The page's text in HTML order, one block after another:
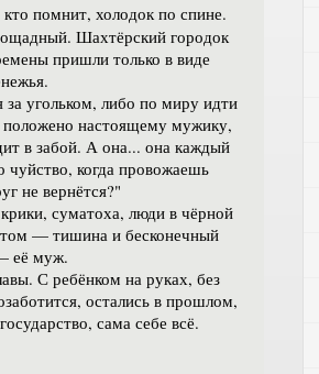
помнит, холодок по спине.
Шахтёрский городок
пришли только в виде
угольком, либо по миру идти
положено настоящему мужику,
в забой. А она... она каждый
чуйство, когда провожаешь
не вернётся?"
суматоха, люди в чёрной
— тишина и бесконечный
её муж.
С ребёнком на руках, без
остались в прошлом,
сама себе всё.